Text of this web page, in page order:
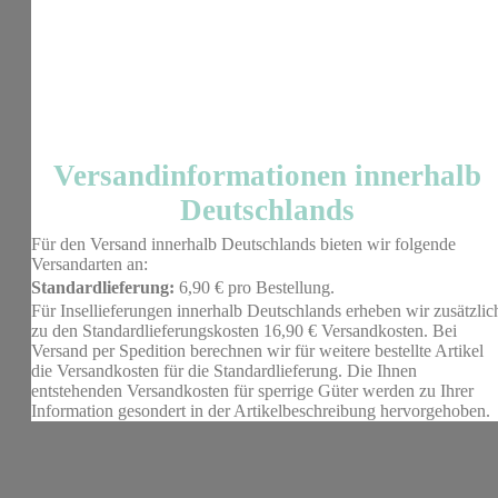
Versandinformationen innerhalb
Deutschlands
Für den Versand innerhalb Deutschlands bieten wir folgende
Versandarten an:
Standardlieferung: 6,90 € pro Bestellung.
Für Insellieferungen innerhalb Deutschlands erheben wir
zu den Standardlieferungskosten 16,90 € Versandkosten. Bei
Versand per Spedition berechnen wir für weitere bestellte Artikel
die Versandkosten für die Standardlieferung. Die Ihnen
entstehenden Versandkosten für sperrige Güter werden zu Ihrer
Information gesondert in der Artikelbeschreibung hervorgehoben.